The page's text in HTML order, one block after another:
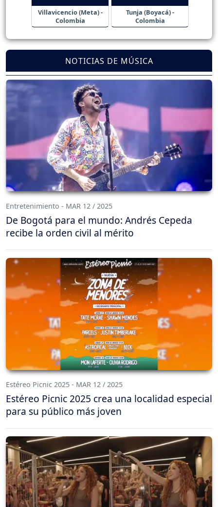
Villavicencio (Meta) -
Colombia
Tunja (Boyacá) -
Colombia
NOTICIAS DE MÚSICA
Entretenimiento - MAR 12 / 2025
De Bogotá para el mundo: Andrés Cepeda
recibe la orden civil al mérito
Estéreo Picnic 2025 - MAR 12 / 2025
Estéreo Picnic 2025 crea una localidad especial
para su público más joven